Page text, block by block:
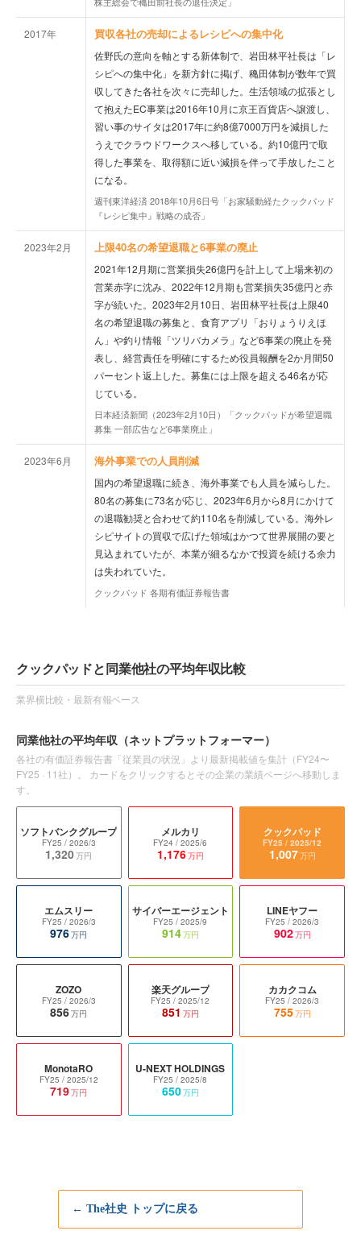
2017年 買収各社の売却によるレシピへの集中化
佐野氏の意向を軸とする新体制で、岩田林平社長は「レ
シピへの集中化」を新方針に掲げ、穐田体制が数年で買
収してきた各社を次々に売却した。生活領域の拡張とし
て抱えたEC事業は2016年10月に京王百貨店へ譲渡し、
習い事のサイタは2017年に約8億7000万円を減損した
うえでクラウドワークスへ移している。約10億円で取
得した事業を、取得額に近い減損を伴って手放したこと
になる。
週刊東洋経済 2018年10月6日号「お家騒動経たクックパッド
『レシピ集中』戦略の成否」
2023年2月 上限40名の希望退職と6事業の廃止
2021年12月期に営業損失26億円を計上して上場来初の
営業赤字に沈み、2022年12月期も営業損失35億円と赤
字が続いた。2023年2月10日、岩田林平社長は上限40
名の希望退職の募集と、食育アプリ「おりょうりえほ
ん」や釣り情報「ツリバカメラ」など6事業の廃止を発
表し、経営責任を明確にするため役員報酬を2か月間50
パーセント返上した。募集には上限を超える46名が応
じている。
日本経済新聞（2023年2月10日）「クックパッドが希望退職
募集 一部広告など6事業廃止」
2023年6月 海外事業での人員削減
国内の希望退職に続き、海外事業でも人員を減らした。
80名の募集に73名が応じ、2023年6月から8月にかけて
の退職勧奨と合わせて約110名を削減している。海外レ
シピサイトの買収で広げた領域はかつて世界展開の要と
見込まれていたが、本業が細るなかで投資を続ける余力
は失われていた。
クックパッド 各期有価証券報告書
クックパッドと同業他社の平均年収比較
業界横比較・最新有報ベース
同業他社の平均年収 （ネットプラットフォーマー）
各社の有価証券報告書「従業員の状況」より最新掲載値を集計（FY24〜
FY25 · 11社）。 カードをクリックするとその企業の業績ページへ移動しま
す。
ソフトバンクグループ
FY25 / 2026/3
1,320万円
メルカリ
FY24 / 2025/6
1,176万円
クックパッド
FY25 / 2025/12
1,007万円
エムスリー
FY25 / 2026/3
976万円
サイバーエージェント
FY25 / 2025/9
914万円
LINEヤフー
FY25 / 2026/3
902万円
ZOZO
FY25 / 2026/3
856万円
楽天グループ
FY25 / 2025/12
851 万円
カカクコム
FY25 / 2026/3
755万円
MonotaRO
FY25 / 2025/12
719万円
U-NEXT HOLDINGS
FY25 / 2025/8
650万円
← The社史 トップに戻る